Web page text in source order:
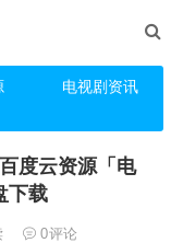
电视剧资讯
度云资源「电
下载
0评论